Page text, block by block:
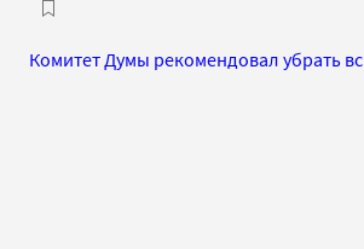
Комитет Думы рекомендовал убрать